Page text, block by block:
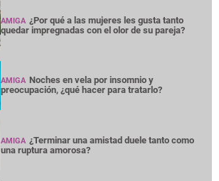
AMIGA ¿Por qué a las mujeres les gusta tanto
quedar impregnadas con el olor de su pareja?
AMIGA Noches en vela por insomnio y
preocupación, ¿qué hacer para tratarlo?
AMIGA ¿Terminar una amistad duele tanto como
una ruptura amorosa?